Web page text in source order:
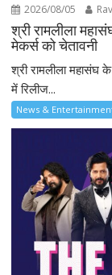
2026/08/05
श्री रामलीला
मेकर्स को चेतावनी
श्री रामलीला महासंघ
में रिलीज...
News &